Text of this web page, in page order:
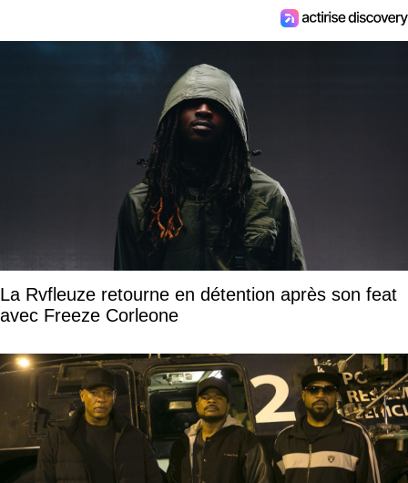
La Rvfleuze retourne en détention après son feat
avec Freeze Corleone